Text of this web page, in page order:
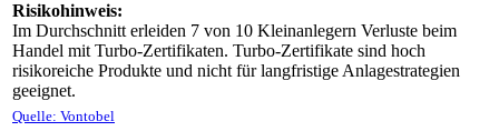
Risikohinweis:
Im Durchschnitt erleiden 7 von 10 Kleinanlegern Verluste beim
Handel mit Turbo-Zertifikaten. Turbo-Zertifikate sind hoch
risikoreiche Produkte und nicht für langfristige Anlagestrategien
geeignet.
Quelle: Vontobel